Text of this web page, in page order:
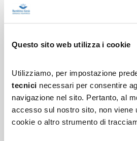
Questo sito web utilizza i cookie
Utilizziamo, per impostazione
tecnici necessari per consentire
navigazione nel sito. Pertanto, al
accesso sul nostro sito, non viene
cookie o altro strumento di
AI BAMBINI
CONSIGLI UTILI